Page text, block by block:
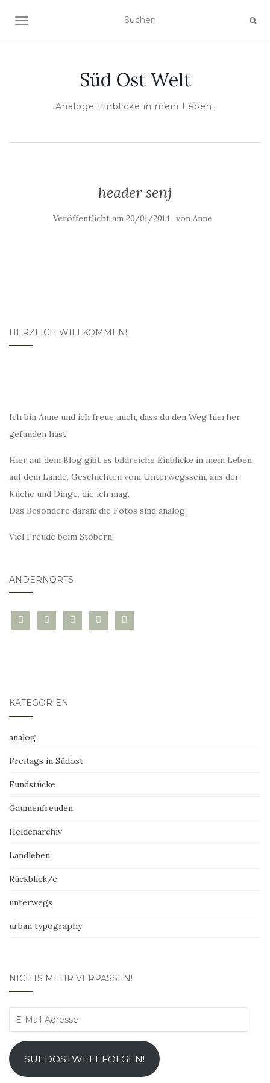
NAVIGATION UMSCHALTEN
Süd Ost Welt
Analoge Einblicke in mein Leben.
header senj
Veröffentlicht am 20/01/2014 von Anne
HERZLICH WILLKOMMEN!
Ich bin Anne und ich freue mich, dass du den Weg hierher
gefunden hast!
Hier auf dem Blog gibt es bildreiche Einblicke in mein Leben
auf dem Lande, Geschichten vom Unterwegssein, aus der
Küche und Dinge, die ich mag.
Das Besondere daran: die Fotos sind analog!
Viel Freude beim Stöbern!
ANDERNORTS
bloglovininstagramtwitter pinterest
mail
KATEGORIEN
analog
Freitags in Südost
Fundstücke
Gaumenfreuden
Heldenarchiv
Landleben
Rückblick/e
unterwegs
urban typography
NICHTS MEHR VERPASSEN!
E-
Adresse
SUEDOSTWELT FOLGEN!